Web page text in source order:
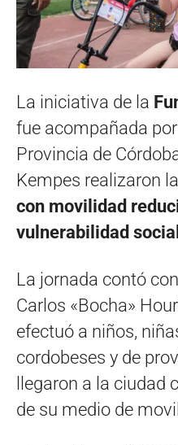
La iniciativa de la
fue acompañada
Provincia de
Kempes realizaron
con movilidad
vulnerabilidad
La jornada contó
Carlos «Bocha»
efectuó a niños,
cordobeses y de
llegaron a la ciudad
de su medio de